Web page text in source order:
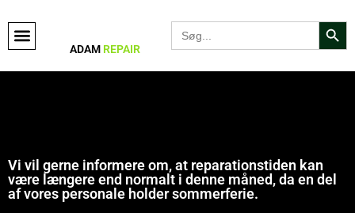
ADAM REPAIR
Search
for:
Search
Vi vil gerne informere om, at reparationstiden kan
være længere end normalt i denne måned, da en del
af vores personale holder sommerferie.